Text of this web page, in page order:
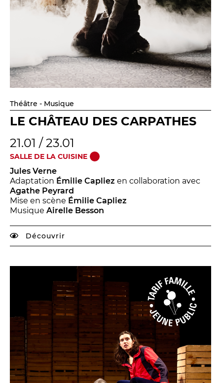
Théâtre - Musique
LE CHÂTEAU DES CARPATHES
21.01 / 23.01
SALLE DE LA CUISINE
Jules Verne
Adaptation Émilie Capliez en collaboration avec
Agathe Peyrard
Mise en scène Émilie Capliez
Musique Airelle Besson
Découvrir